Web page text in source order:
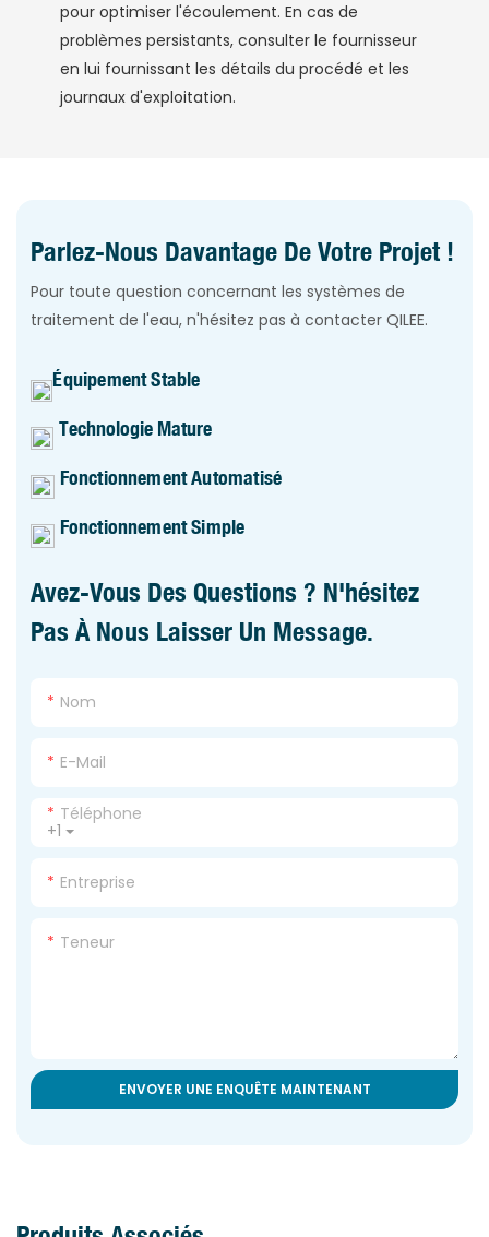
pour optimiser l'écoulement. En cas de
problèmes persistants, consulter le fournisseur
en lui fournissant les détails du procédé et les
journaux d'exploitation.
Parlez-Nous Davantage De Votre Projet !
Pour toute question concernant les systèmes de
traitement de l'eau, n'hésitez pas à contacter QILEE.
Équipement Stable
Technologie Mature
Fonctionnement Automatisé
Fonctionnement Simple
Avez-Vous Des Questions ? N'hésitez
Pas À Nous Laisser Un Message.
Nom
E-Mail
+1
Téléphone
Entreprise
Teneur
ENVOYER UNE ENQUÊTE MAINTENANT